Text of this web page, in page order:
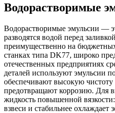
Водорастворимые
Водорастворимые эмульсии —
разводятся водой перед
преимущественно на
станках типа DK77, широко
отечественных предприятиях
деталей используют эмульсии
обеспечивают высокую чистоту
предотвращают коррозию. Для
жидкость повышенной
взвеси и стабильнее охлаждает